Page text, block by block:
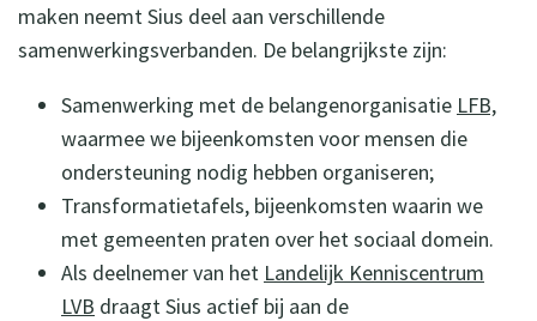
maken neemt Sius deel aan verschillende
samenwerkingsverbanden. De belangrijkste zijn:
Samenwerking met de belangenorganisatie LFB,
waarmee we bijeenkomsten voor mensen die
ondersteuning nodig hebben organiseren;
Transformatietafels, bijeenkomsten waarin we
met gemeenten praten over het sociaal domein.
Als deelnemer van het Landelijk Kenniscentrum
LVB draagt Sius actief bij aan de